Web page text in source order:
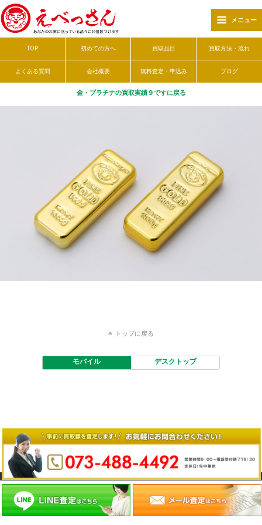
メニュー
TOP 初めての方へ 買取品目 買取方法・流れ
よくある質問 会社概要 無料査定・申込み ブログ
金・プラチナの買取実績９ですに戻る
トップに戻る
モバイル デスクトップ